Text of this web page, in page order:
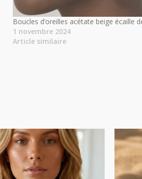
Boucles d’oreilles acétate beige écaille
1 novembre 2024
Article similaire
Plage
de
prix :
18.00€
à
24.50€